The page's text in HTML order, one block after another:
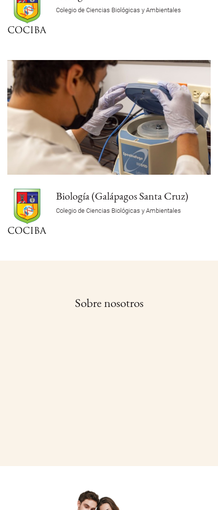
Colegio de Ciencias Biológicas y Ambientales
Biología (Galápagos Santa Cruz)
Colegio de Ciencias Biológicas y Ambientales
Sobre nosotros